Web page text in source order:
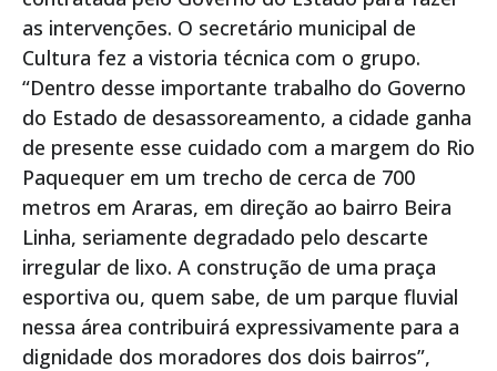
as intervenções. O secretário municipal de
Cultura fez a vistoria técnica com o grupo.
“Dentro desse importante trabalho do Governo
do Estado de desassoreamento, a cidade ganha
de presente esse cuidado com a margem do Rio
Paquequer em um trecho de cerca de 700
metros em Araras, em direção ao bairro Beira
Linha, seriamente degradado pelo descarte
irregular de lixo. A construção de uma praça
esportiva ou, quem sabe, de um parque fluvial
nessa área contribuirá expressivamente para a
dignidade dos moradores dos dois bairros”,